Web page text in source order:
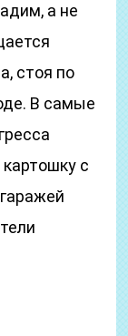
а не
стоя по
В самые
с